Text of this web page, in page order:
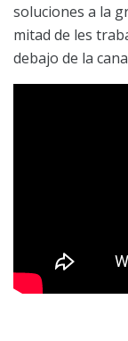
soluciones a la
mitad de les
debajo de la